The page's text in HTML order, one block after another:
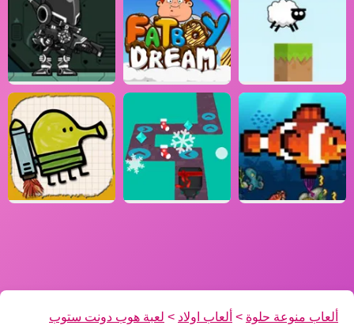
ألعاب منوعة حلوة > ألعاب اولاد > لعبة هوب دونت ستوب